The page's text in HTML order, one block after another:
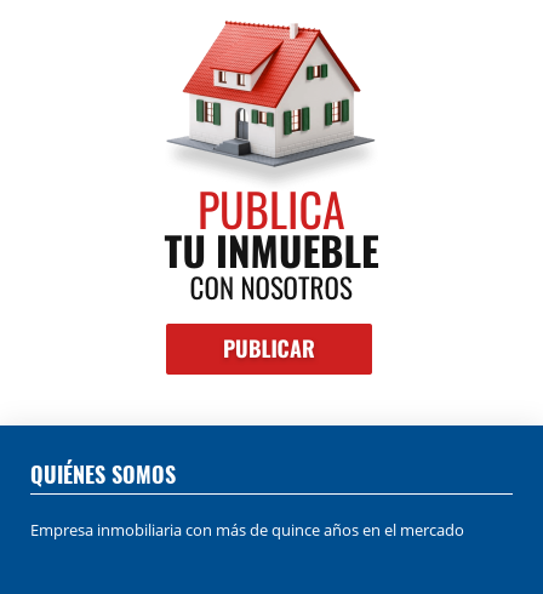
QUIÉNES SOMOS
Empresa inmobiliaria con más de quince años en el mercado